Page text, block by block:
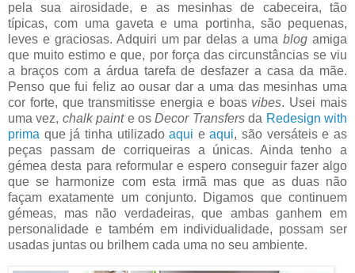
pela sua airosidade, e as mesinhas de cabeceira, tão
típicas, com uma gaveta e uma portinha, são pequenas,
leves e graciosas. Adquiri um par delas a umablog amiga
que muito estimo e que, por força das circunstâncias se viu
a braços com a árdua tarefa de desfazer a casa da mãe.
Penso que fui feliz ao ousar dar a uma das mesinhas uma
cor forte, que transmitisse energia e boas vibes. Usei mais
uma vez, chalk painte osDecor Transfersda Redesign with
prima que já tinha utilizadoaqui eaqui, são versáteis e as
peças passam de corriqueiras a únicas. Ainda tenho a
gémea desta para reformular e espero conseguir fazer algo
que se harmonize com esta irmã mas que as duas não
façam exatamente um conjunto. Digamos que continuem
gémeas, mas não verdadeiras, que ambas ganhem em
personalidade e também em individualidade, possam ser
usadas juntas ou brilhem cada uma no seu ambiente.